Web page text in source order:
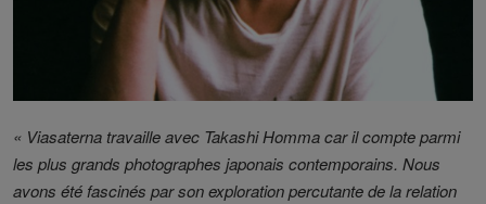
« Viasaterna travaille avec Takashi Homma car il compte parmi
les plus grands photographes japonais contemporains. Nous
avons été fascinés par son exploration percutante de la relation